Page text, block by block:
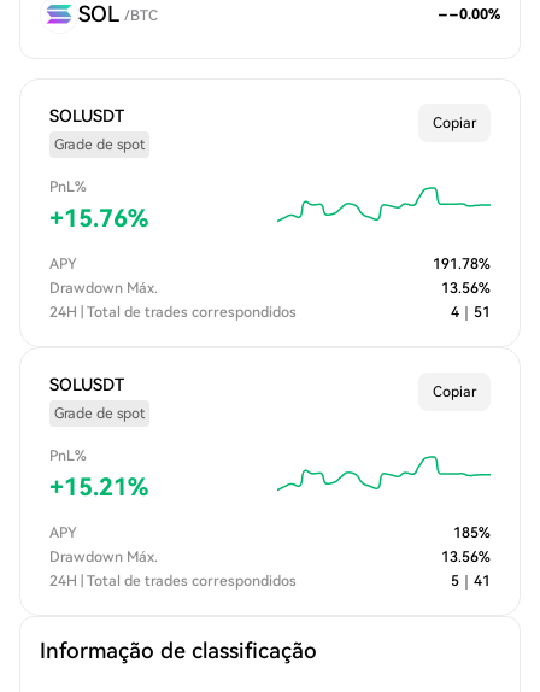
SOL /BTC --0.00%
SOLUSDT
Grade de spot
Copiar
PnL%
+15.76%
APY 191.78%
Drawdown Máx.
13.56%
24H | Total de trades correspondidos
4 51
SOLUSDT
Grade de spot
Copiar
PnL%
+15.21%
APY 185%
Drawdown Máx.
13.56%
24H | Total de trades correspondidos
5 41
Informação de classificação